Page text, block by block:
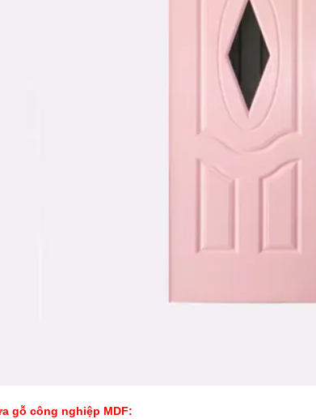
gỗ công nghiệp MDF: